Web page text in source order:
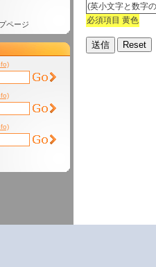
ページ
(英小文字と数字
必須項目 黄色